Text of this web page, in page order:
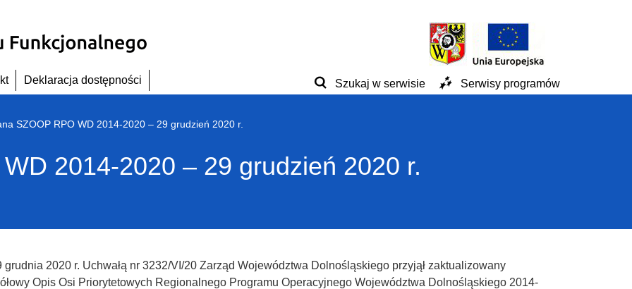
Deklaracja dostępności Szukaj w serwisie Serwisy programów
SZOOP RPO WD 2014-2020 – 29 grudzień 2020 r.
2014-2020 – 29 grudzień 2020 r.
grudnia 2020 r. Uchwałą nr 3232/VI/20 Zarząd Województwa Dolnośląskiego przyjął zaktualizowany
Opis Osi Priorytetowych Regionalnego Programu Operacyjnego Województwa Dolnośląskiego 2014-